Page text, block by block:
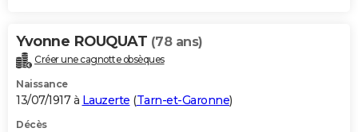
Yvonne ROUQUAT (78 ans)
Créer une cagnotte obsèques
Naissance
13/07/1917 à Lauzerte (Tarn-et-Garonne)
Décès